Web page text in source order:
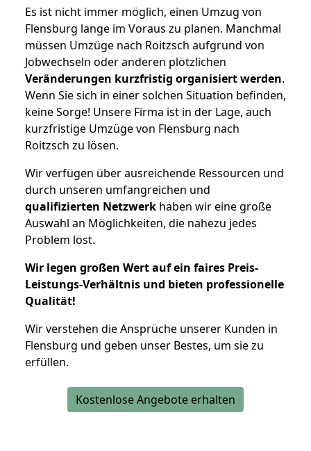
Es ist nicht immer möglich, einen Umzug von
Flensburg lange im Voraus zu planen. Manchmal
müssen Umzüge nach Roitzsch aufgrund von
Jobwechseln oder anderen plötzlichen
Veränderungen kurzfristig organisiert werden.
Wenn Sie sich in einer solchen Situation befinden,
keine Sorge! Unsere Firma ist in der Lage, auch
kurzfristige Umzüge von Flensburg nach
Roitzsch zu lösen.
Wir verfügen über ausreichende Ressourcen und
durch unseren umfangreichen und
qualifizierten Netzwerk haben wir eine große
Auswahl an Möglichkeiten, die nahezu jedes
Problem löst.
Wir legen großen Wert auf ein faires Preis-
Leistungs-Verhältnis und bieten professionelle
Qualität!
Wir verstehen die Ansprüche unserer Kunden in
Flensburg und geben unser Bestes, um sie zu
erfüllen.
Kostenlose Angebote erhalten